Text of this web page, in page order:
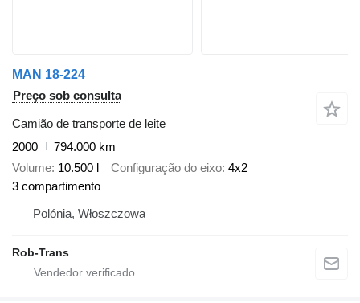
MAN 18-224
Preço sob consulta
Camião de transporte de leite
2000
794.000 km
Volume 10.500 l Configuração do eixo 4x2
3 compartimento
Polónia, Włoszczowa
Rob-Trans